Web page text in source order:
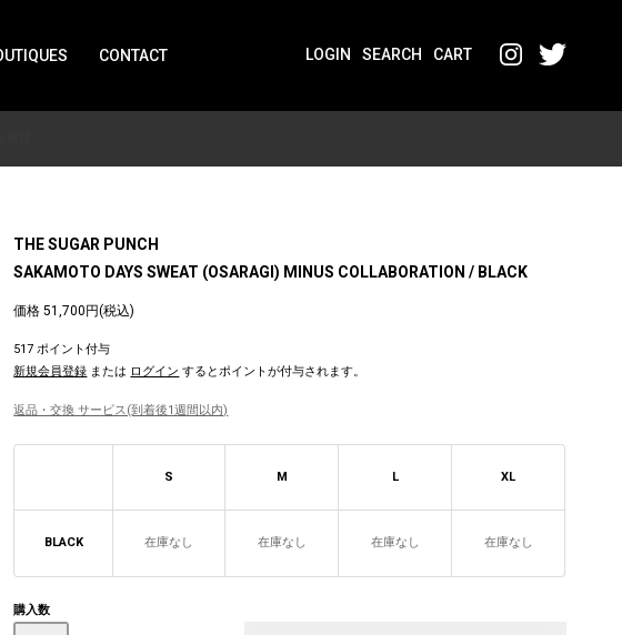
CONTACT LOGIN SEARCH CART
THE SUGAR PUNCH
SAKAMOTO DAYS SWEAT (OSARAGI) MINUS COLLABORATION / BLACK
価格 51,700円(税込)
517 ポイント付与
新規会員登録 または ログイン するとポイントが付与されます。
返品・交換 サービス(到着後1週間以内)
S M L XL
BLACK 在庫なし 在庫なし 在庫なし 在庫なし
購入数